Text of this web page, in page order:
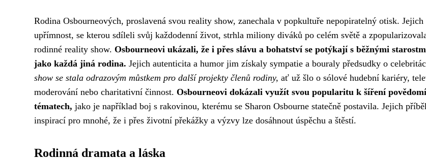
Rodina Osbourneových, proslavená svou reality show, zanechala v popkultuře nepopiratelný otisk. Jejich
upřímnost, se kterou sdíleli svůj každodenní život, strhla miliony diváků po celém světě a
rodinné reality show. Osbourneovi ukázali, že i přes slávu a bohatství se potýkají s běžnými
jako každá jiná rodina. Jejich autenticita a humor jim získaly sympatie a bouraly předsudky o
show se stala odrazovým můstkem pro další projekty členů rodiny, ať už šlo o sólové hudební kariéry,
moderování nebo charitativní činnost. Osbourneovi dokázali využít svou popularitu k šíření
tématech, jako je například boj s rakovinou, kterému se Sharon Osbourne statečně postavila. Jejich
inspirací pro mnohé, že i přes životní překážky a výzvy lze dosáhnout úspěchu a štěstí.
Rodinná dramata a láska